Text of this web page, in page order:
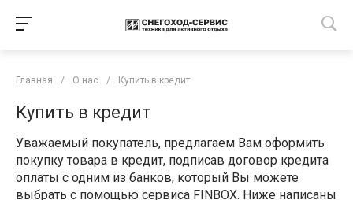
Главная / О нас / Купить в кредит
Купить в кредит
Уважаемый покупатель, предлагаем Вам оформить
покупку товара в кредит, подписав договор кредита
оплаты с одним из банков, который Вы можете
выбрать с помощью сервиса FINBOX. Ниже написаны